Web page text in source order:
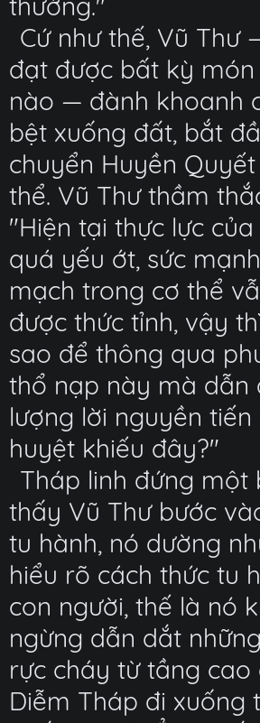
Cứ như thế, Vũ Thư
đạt được bất kỳ
nào — đành khoanh
bệt xuống đất, bắt
chuyển Huyền
thể. Vũ Thư thầm
"Hiện tại thực lực
quá yếu ớt, sức
mạch trong cơ thể
được thức tỉnh, vậy
sao để thông qua
thổ nạp này mà dẫn
lượng lời nguyền
huyệt khiếu đây?"
Tháp linh đứng một
thấy Vũ Thư bước
tu hành, nó dường
hiểu rõ cách thức tu
con người, thế là nó
ngừng dẫn dắt
rực cháy từ tầng cao
Diễm Tháp đi xuống